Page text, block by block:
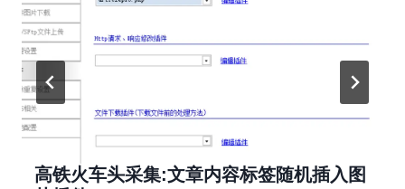
高铁火车头采集:文章内容标签随机插入图